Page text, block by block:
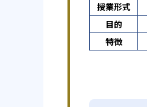
授業形式
目的
特徴